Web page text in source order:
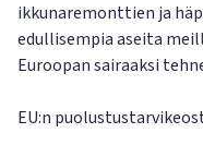
ikkunaremonttien ja
edullisempia aseita
Euroopan sairaaksi
EU:n